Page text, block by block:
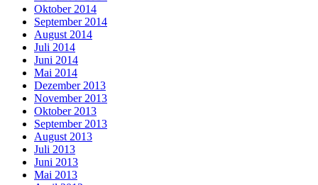
Oktober 2014
September 2014
August 2014
Juli 2014
Juni 2014
Mai 2014
Dezember 2013
November 2013
Oktober 2013
September 2013
August 2013
Juli 2013
Juni 2013
Mai 2013